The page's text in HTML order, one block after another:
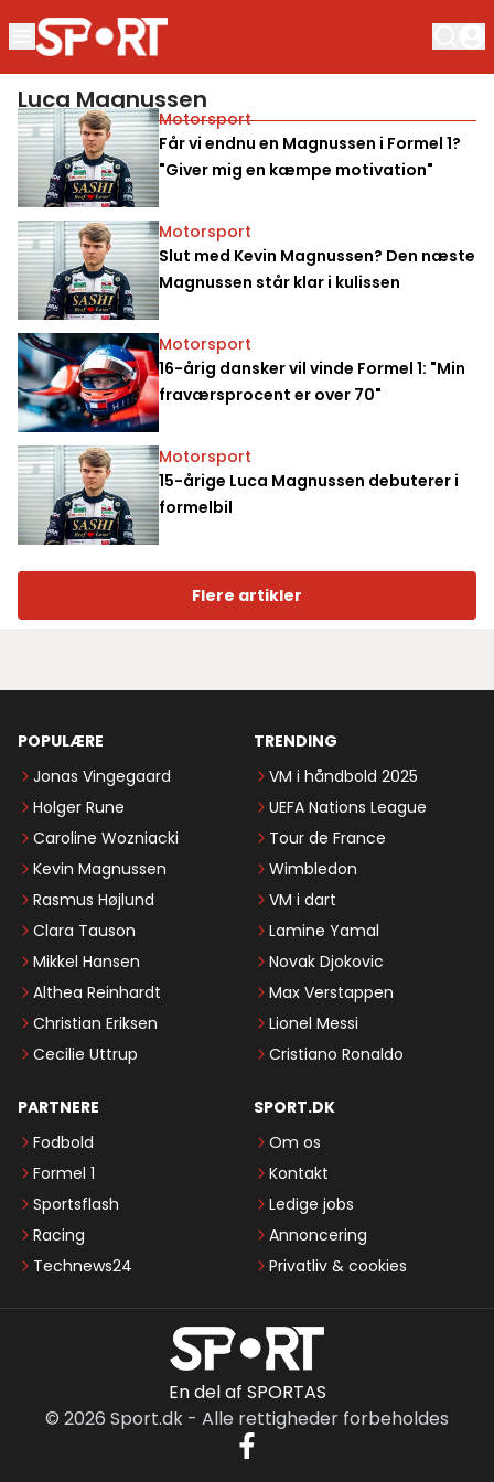
Luca Magnussen
Motorsport
Får vi endnu en Magnussen i Formel 1?
"Giver mig en kæmpe motivation"
Motorsport
Slut med Kevin Magnussen? Den næste
Magnussen står klar i kulissen
Motorsport
16-årig dansker vil vinde Formel 1: "Min
fraværsprocent er over 70"
Motorsport
15-årige Luca Magnussen debuterer i
formelbil
Flere artikler
POPULÆRE
Jonas Vingegaard
Holger Rune
Caroline Wozniacki
Kevin Magnussen
Rasmus Højlund
Clara Tauson
Mikkel Hansen
Althea Reinhardt
Christian Eriksen
Cecilie Uttrup
TRENDING
VM i håndbold 2025
UEFA Nations League
Tour de France
Wimbledon
VM i dart
Lamine Yamal
Novak Djokovic
Max Verstappen
Lionel Messi
Cristiano Ronaldo
PARTNERE
Fodbold
Formel 1
Sportsflash
Racing
Technews24
SPORT.DK
Om os
Kontakt
Ledige jobs
Annoncering
Privatliv & cookies
En del af SPORTAS
© 2026 Sport.dk - Alle rettigheder forbeholdes